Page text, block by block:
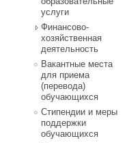
услуги
Финансово-
хозяйственная
деятельность
Вакантные места
для приема
(перевода)
обучающихся
Стипендии и меры
поддержки
обучающихся